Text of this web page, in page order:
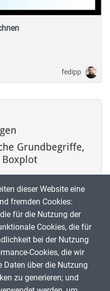
fedipp
erklaerung-und-mehr.org
dieser Website eine
fremden Cookies:
für die Nutzung der
Cookies, die für
bei der Nutzung
Cookies, die wir
Daten über die Nutzung
zu generieren; und